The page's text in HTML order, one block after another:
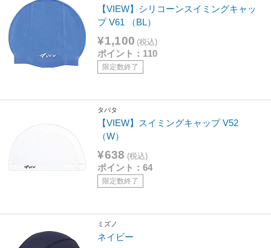
【VIEW】シリコーンスイミングキャッ
プ V61 （BL）
¥1,100 (税込)
ポイント：110
限定数終了
タバタ
【VIEW】スイミングキャップ V52
（W）
¥638 (税込)
ポイント：64
限定数終了
ミズノ
ネイビー